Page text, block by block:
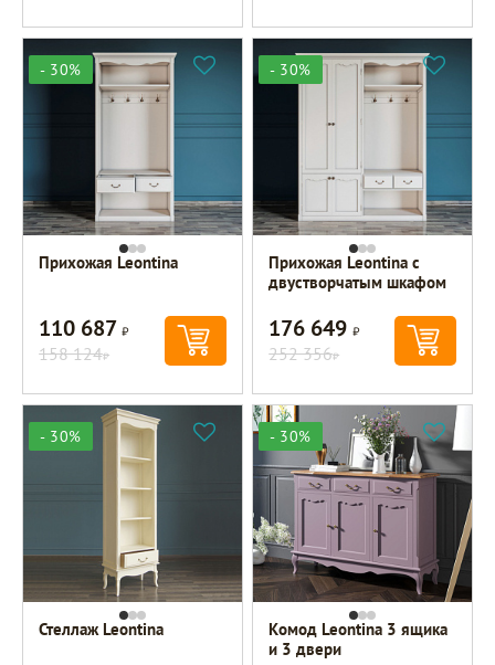
- 30%
Прихожая Leontina
110 687Р
158 124Р
- 30%
Прихожая Leontina с
двустворчатым шкафом
176 649Р
252 356Р
- 30%
Стеллаж Leontina
- 30%
Комод Leontina 3 ящика
и 3 двери